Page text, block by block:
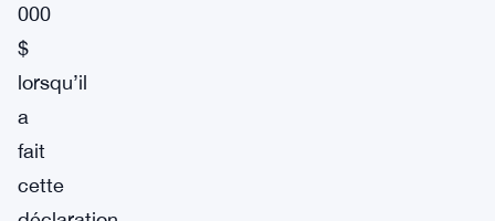
000
$
lorsqu’il
a
fait
cette